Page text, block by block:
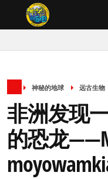
神秘的地球 远古生物
非洲发现
的恐龙